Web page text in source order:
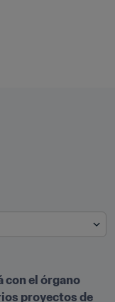
con el órgano
proyectos de